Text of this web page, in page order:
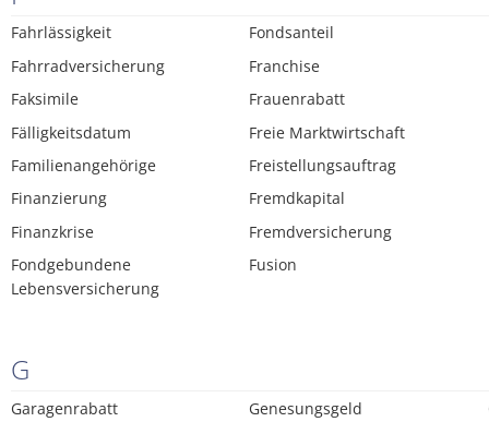
Fahrlässigkeit
Fahrradversicherung
Faksimile
Fälligkeitsdatum
Familienangehörige
Finanzierung
Finanzkrise
Fondgebundene
Lebensversicherung
Fondsanteil
Franchise
Frauenrabatt
Freie Marktwirtschaft
Freistellungsauftrag
Fremdkapital
Fremdversicherung
Fusion
G
Garagenrabatt
Genesungsgeld